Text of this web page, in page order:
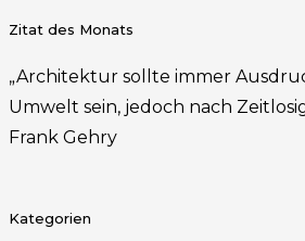
Zitat des Monats
„Architektur sollte immer
Umwelt sein, jedoch nach
Frank Gehry
Kategorien